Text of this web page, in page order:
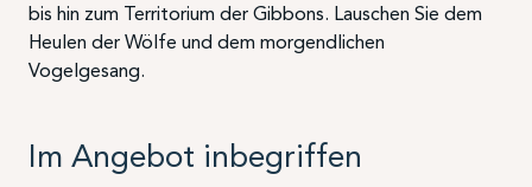
bis hin zum Territorium der Gibbons. Lauschen Sie dem
Heulen der Wölfe und dem morgendlichen
Vogelgesang.
Im Angebot inbegriffen